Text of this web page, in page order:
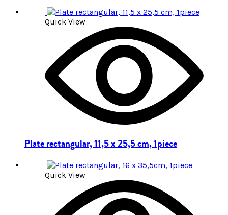
Quick View
Plate rectangular, 11,5 x 25,5 cm, 1piece
Quick View